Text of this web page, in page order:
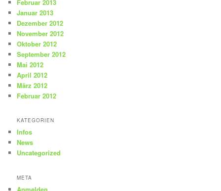
Februar 2013
Januar 2013
Dezember 2012
November 2012
Oktober 2012
September 2012
Mai 2012
April 2012
März 2012
Februar 2012
KATEGORIEN
Infos
News
Uncategorized
META
Anmelden